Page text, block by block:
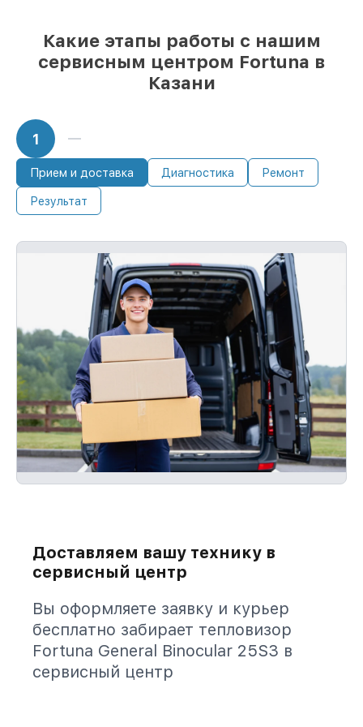
Какие этапы работы с нашим
сервисным центром Fortuna в
Казани
1
Прием и доставка Диагностика Ремонт
Результат
Доставляем вашу технику в
сервисный центр
Вы оформляете заявку и курьер
бесплатно забирает тепловизор
Fortuna General Binocular 25S3 в
сервисный центр